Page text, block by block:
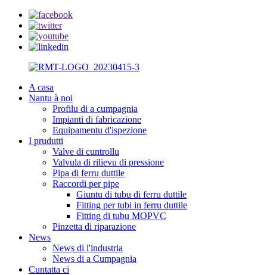
A casa
Nantu à noi
Profilu di a cumpagnia
Impianti di fabricazione
Equipamentu d'ispezione
I prudutti
Valve di cuntrollu
Valvula di rilievu di pressione
Pipa di ferru duttile
Raccordi per pipe
Giuntu di tubu di ferru duttile
Fitting per tubi in ferru duttile
Fitting di tubu MOPVC
Pinzetta di riparazione
News
News di l'industria
News di a Cumpagnia
Cuntatta ci